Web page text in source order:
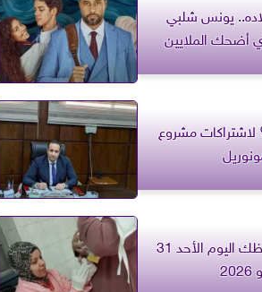
يونس شلبي
أضحك الملايين
50 % لاشتراكات مشروع
برج القوس.. حظك اليوم الأحد 31